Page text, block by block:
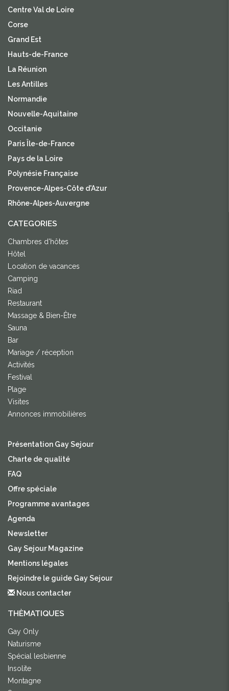
Centre Val de Loire
Corse
Grand Est
Hauts-de-France
La Réunion
Les Antilles
Normandie
Nouvelle-Aquitaine
Occitanie
Paris Île-de-France
Pays de la Loire
Polynésie Française
Provence-Alpes-Côte d'Azur
Rhône-Alpes-Auvergne
CATEGORIES
Chambres d'hôtes
Hôtel
Location de vacances
Camping
Riad
Restaurant
Massage & Bien-Être
Sauna
Bar
Mariage / réception
Activités
Festival
Plage
Visites
Annonces immobilières
Présentation Gay Sejour
Charte de qualité
FAQ
Offre spéciale
Programme avantages
Agenda
Newsletter
Gay Sejour Magazine
Mentions légales
Rejoindre le guide Gay Sejour
Nous contacter
THÈMATIQUES
Gay Only
Naturisme
Spécial lesbienne
Insolite
Montagne